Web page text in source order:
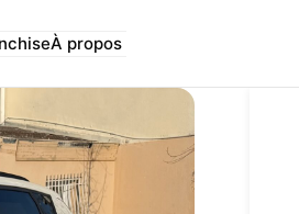
À propos